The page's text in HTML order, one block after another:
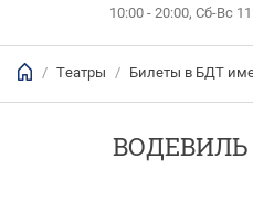
10:00 - 20:00, Сб-Вс
/ Театры / Билеты в БДТ